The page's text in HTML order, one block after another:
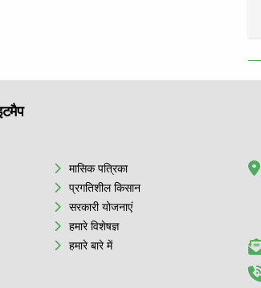
मासिक पत्रिका
प्रगतिशील किसान
सरकारी योजनाएं
हमारे विशेषज्ञ
हमारे बारे में